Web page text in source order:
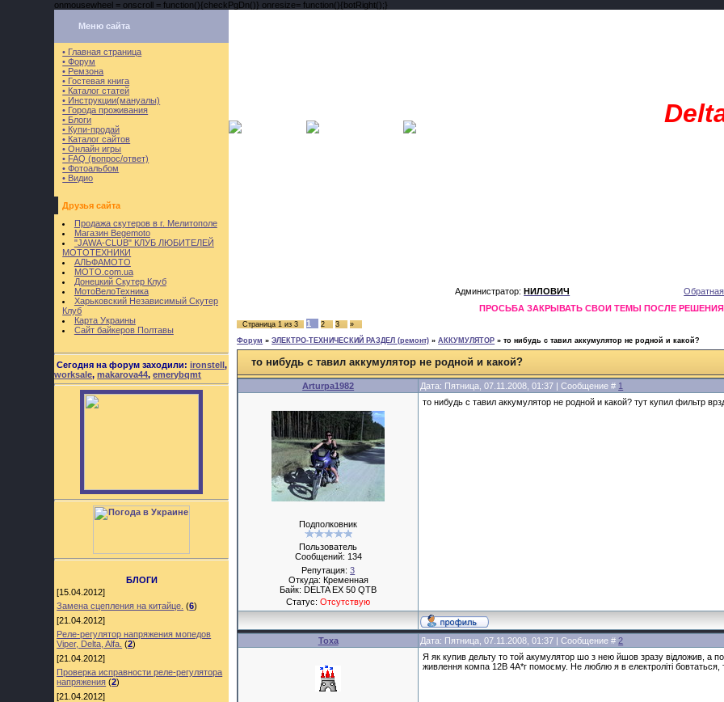
onmousewheel = onscroll = function(){checkPgDn()} onresize= function(){botRight();}
Меню сайта
• Главная страница
• Форум
• Ремзона
• Гостевая книга
• Каталог статей
• Инструкции(мануалы)
• Города проживания
• Блоги
• Купи-продай
• Каталог сайтов
• Онлайн игры
• FAQ (вопрос/ответ)
• Фотоальбом
• Видио
Друзья сайта
Продажа скутеров в г. Мелитополе
Магазин Begemoto
"JAWA-CLUB" КЛУБ ЛЮБИТЕЛЕЙ
МОТОТЕХНИКИ
АЛЬФАМОТО
MOTO.com.ua
Донецкий Скутер Клуб
МотоВелоТехника
Харьковский Независимый Скутер
Клуб
Карта Украины
Сайт байкеров Полтавы
Сегодня на форум заходили:ironstell,
worksale,makarova44,emerybqmt
БЛОГИ
[15.04.2012]
Замена сцепления на китайце. (6)
[21.04.2012]
Реле-регулятор напряжения мопедов
Viper, Delta, Alfa. (2)
[21.04.2012]
Проверка исправности реле-регулятора
напряжения (2)
[21.04.2012]
Администратор:НИЛОВИЧ
ПРОСЬБА ЗАКРЫВАТЬ СВОИ ТЕМЫ ПОСЛЕ
Страница1 из3 1 2 3
»
Форум » ЭЛЕКТРО-ТЕХНИЧЕСКИЙ РАЗДЕЛ (ремонт) » АККУМУЛЯТОР » то нибудь с тавил аккумулятор не родной и какой?
то нибудь с тавил аккумулятор не родной и какой?
Arturpa1982 Дата: Пятница, 07.11.2008, 01:37 | Сообщение # 1
Подполковник
Пользователь
Сообщений: 134
Репутация:3
Откуда: Кременная
Байк: DELTA EX 50 QTB
Статус:Отсутствую
то нибудь с тавил аккумулятор не родной и какой? тут купил фильтр
Тоха Дата: Пятница, 07.11.2008, 01:37 | Сообщение #2
Я як купив дельту то той акумулятор шо з нею йшов зразу відложив, а
живлення компа 12В 4А*г помоєму. Не люблю я в електроліті бовтаться,